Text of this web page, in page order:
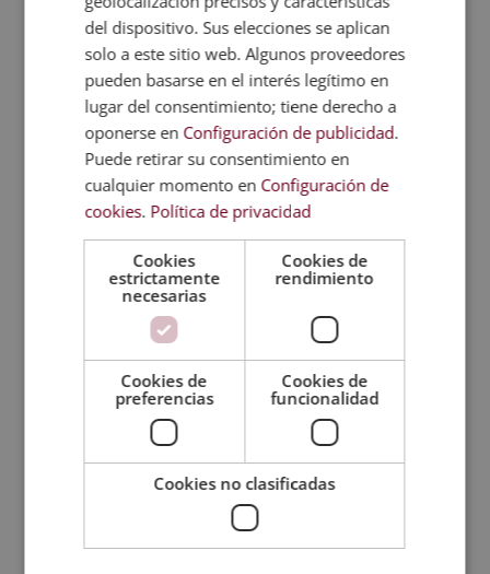
Farmacéutica está dirigido a empresarios,
directivos, emprendedores, trabajadores,
estudiantes y acualquier persona
interesadaen adquirir conocimientos en
este campo profesional. Esta formación
ofrece una base que puede orientar el
desarrollo profesional hacia áreas
relacionadas con el control de calidad, la
fabricación farmacéutica, la gestión de
procesos o el análisis de laboratorio.
Además, permite complementar perfiles
profesionales con conocimientos
vinculados a la normativa sanitaria, las
técnicas analíticas y la organización de la
industria farmacéutica.
Temario
Accede al programa formativo y el
la ficha formativa completa. Conoce el
del dispositivo. Sus elecciones se aplican
solo a este sitio web. Algunos proveedores
pueden basarse en el interés legítimo en
lugar del consentimiento; tiene derecho a
oponerse en Configuración de publicidad.
Puede retirar su consentimiento en
cualquier momento en Configuración de
cookies. Política de privacidad
Cookies
estrictamente
necesarias
Cookies de
rendimiento
Cookies de
preferencias
Cookies de
funcionalidad
Cookies no clasificadas